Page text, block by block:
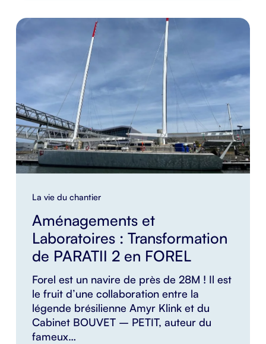
La vie du chantier
Aménagements et
Laboratoires : Transformation
de PARATII 2 en FOREL
Forel est un navire de près de 28M ! Il est
le fruit d’une collaboration entre la
légende brésilienne Amyr Klink et du
Cabinet BOUVET – PETIT, auteur du
fameux…